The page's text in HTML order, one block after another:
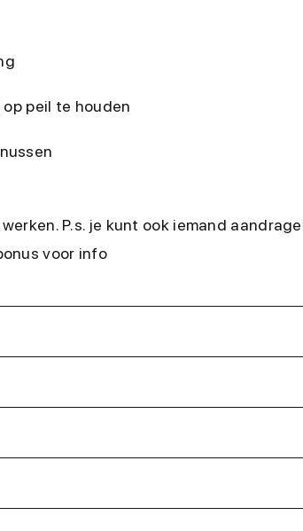
peil te houden
P.s. je kunt ook iemand
voor info